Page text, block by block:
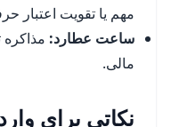
مهم یا تقویت اعتبار
ساعت عطارد: مذاکره
مالی.
نکاتی برای